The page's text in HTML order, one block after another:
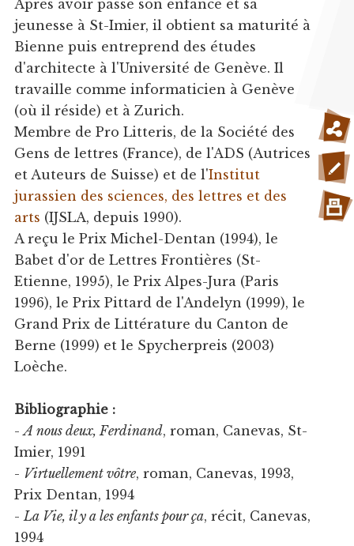
Après avoir passé son enfance et sa
jeunesse à St-Imier, il obtient sa maturité à
Bienne puis entreprend des études
d'architecte à l'Université de Genève. Il
travaille comme informaticien à Genève
(où il réside) et à Zurich.
Membre de Pro Litteris, de la Société des
Gens de lettres (France), de l'ADS (Autrices
et Auteurs de Suisse) et de l'Institut
jurassien des sciences, des lettres et des
arts (IJSLA, depuis 1990).
A reçu le Prix Michel-Dentan (1994), le
Babet d'or de Lettres Frontières (St-
Etienne, 1995), le Prix Alpes-Jura (Paris
1996), le Prix Pittard de l'Andelyn (1999), le
Grand Prix de Littérature du Canton de
Berne (1999) et le Spycherpreis (2003)
Loèche.
Bibliographie :
-A nous deux, Ferdinand, roman, Canevas, St-
Imier, 1991
- Virtuellement vôtre, roman, Canevas, 1993,
Prix Dentan, 1994
- La Vie, il y a les enfants pour ça, récit, Canevas,
1994